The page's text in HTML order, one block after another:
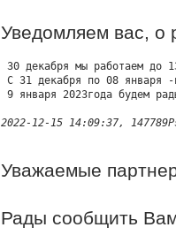
Уведомляем вас, о
30 декабря мы работаем до
С 31 декабря по 08 января -
2022-12-15 14:09:37,
Уважаемые
Рады сообщить